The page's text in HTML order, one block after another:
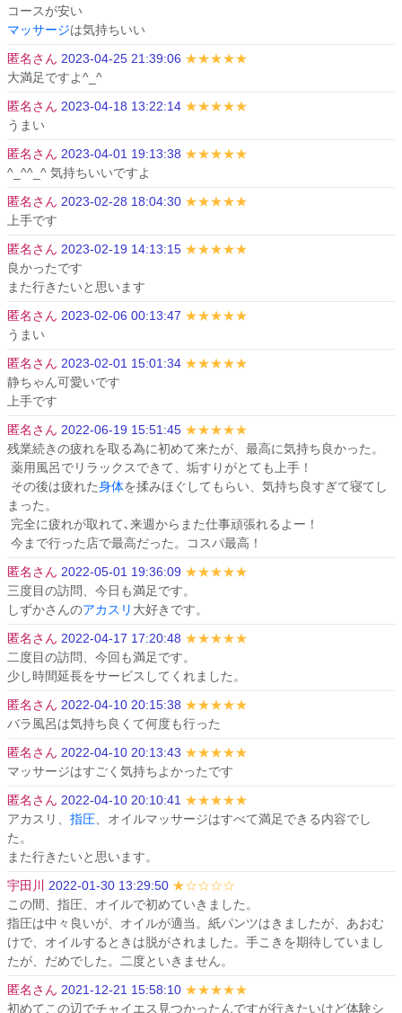
マッサージは気持ちいい
匿名さん 2023-04-25 21:39:06 ★★★★★
大満足ですよ^_^
匿名さん 2023-04-18 13:22:14 ★★★★★
うまい
匿名さん 2023-04-01 19:13:38 ★★★★★
^_^^_^ 気持ちいいですよ
匿名さん 2023-02-28 18:04:30 ★★★★★
上手です
匿名さん 2023-02-19 14:13:15 ★★★★★
良かったです
また行きたいと思います
匿名さん 2023-02-06 00:13:47 ★★★★★
うまい
匿名さん 2023-02-01 15:01:34 ★★★★★
静ちゃん可愛いです
上手です
匿名さん 2022-06-19 15:51:45 ★★★★★
残業続きの疲れを取る為に初めて来たが、最高に気持ち良かった。
その後は疲れた身体を揉みほぐしてもらい、気持ち良すぎて寝てし
まった。
今まで行った店で最高だった。コスパ最高！
匿名さん 2022-05-01 19:36:09 ★★★★★
三度目の訪問、今日も満足です。
しずかさんのアカスリ 大好きです。
匿名さん 2022-04-17 17:20:48 ★★★★★
二度目の訪問、今回も満足です。
少し時間延長をサービスしてくれました。
匿名さん 2022-04-10 20:15:38 ★★★★★
バラ風呂は気持ち良くて何度も行った
匿名さん 2022-04-10 20:13:43 ★★★★★
マッサージはすごく気持ちよかったです
匿名さん 2022-04-10 20:10:41 ★★★★★
アカスリ、 指圧 、オイルマッサージはすべて満足できる内容でし
た。
また行きたいと思います。
宇田川
2022-01-30 13:29:50 ★☆☆☆☆
この間、指圧、オイルで初めていきました。
指圧は中々良いが、オイルが適当。紙パンツはきましたが、あおむ
けで、オイルするときは脱がされました。手こきを期待していまし
たが、だめでした。二度といきません。
匿名さん 2021-12-21 15:58:10 ★★★★★
初めてこの辺でチャイエス見つかったんですが行きたいけど体験シ